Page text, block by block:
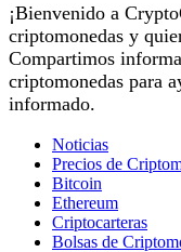
¡Bienvenido a
criptomonedas y
Compartimos
criptomonedas para
informado.
Noticias
Precios de
Bitcoin
Ethereum
Criptocarteras
Bolsas de